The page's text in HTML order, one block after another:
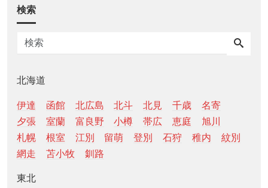
検索
北海道
伊達 函館 北広島 北斗 北見 千歳
名寄
夕張
室蘭 富良野 小樽 帯広 恵庭
旭川
札幌
根室 江別 留萌 登別 石狩 稚内
紋別
網走
苫小牧 釧路
東北